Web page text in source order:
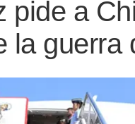
pide a
la guerra